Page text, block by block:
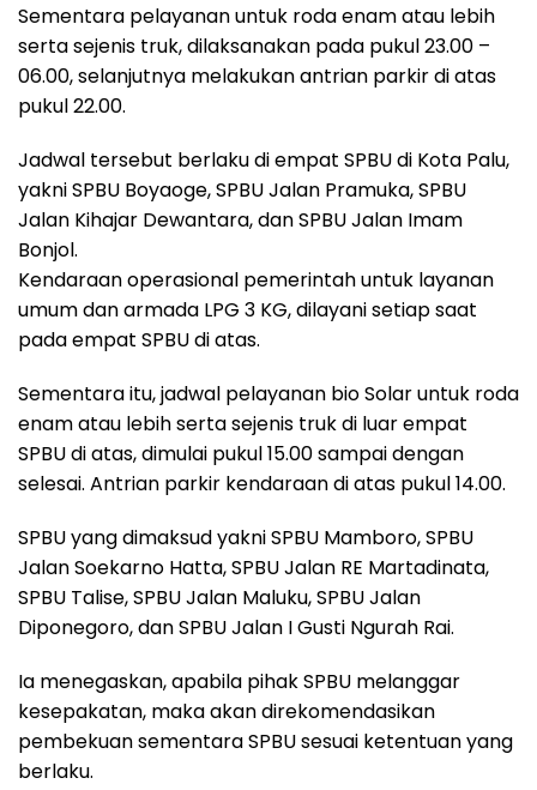
Sementara pelayanan untuk roda enam atau lebih
serta sejenis truk, dilaksanakan pada pukul 23.00 –
06.00, selanjutnya melakukan antrian parkir di atas
pukul 22.00.
Jadwal tersebut berlaku di empat SPBU di Kota Palu,
yakni SPBU Boyaoge, SPBU Jalan Pramuka, SPBU
Jalan Kihajar Dewantara, dan SPBU Jalan Imam
Bonjol.
Kendaraan operasional pemerintah untuk layanan
umum dan armada LPG 3 KG, dilayani setiap saat
pada empat SPBU di atas.
Sementara itu, jadwal pelayanan bio Solar untuk roda
enam atau lebih serta sejenis truk di luar empat
SPBU di atas, dimulai pukul 15.00 sampai dengan
selesai. Antrian parkir kendaraan di atas pukul 14.00.
SPBU yang dimaksud yakni SPBU Mamboro, SPBU
Jalan Soekarno Hatta, SPBU Jalan RE Martadinata,
SPBU Talise, SPBU Jalan Maluku, SPBU Jalan
Diponegoro, dan SPBU Jalan I Gusti Ngurah Rai.
Ia menegaskan, apabila pihak SPBU melanggar
kesepakatan, maka akan direkomendasikan
pembekuan sementara SPBU sesuai ketentuan yang
berlaku.